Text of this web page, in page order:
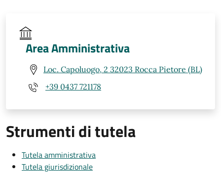
Area Amministrativa
Loc. Capoluogo, 2 32023 Rocca Pietore (BL)
+39 0437 721178
Strumenti di tutela
Tutela amministrativa
Tutela giurisdizionale